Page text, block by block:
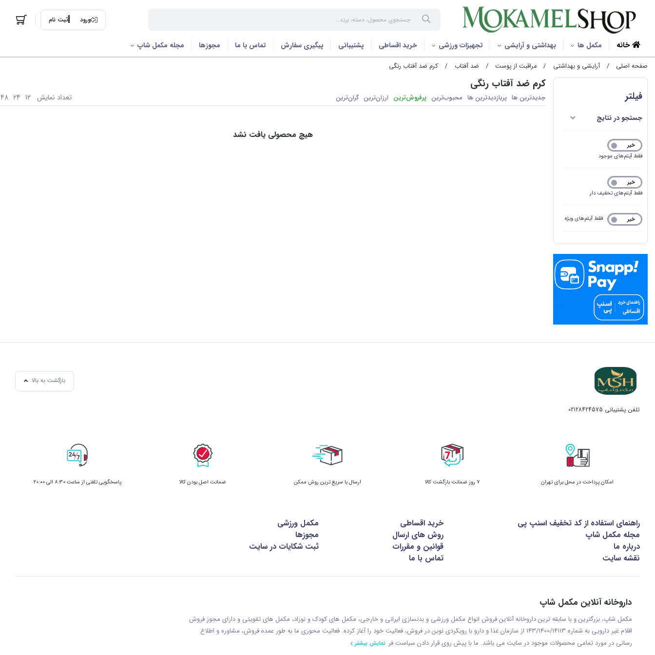
ورود ثبت نام
خانه مکمل ها بهداشتی و آرایشی تجهیزات ورزشی خرید اقساطی پشتیبانی پیگیری سفارش تماس با ما مجوزها مجله مکمل شاپ
صفحه اصلی / آرایشی و بهداشتی / مراقبت از پوست / ضد آفتاب / کرم ضد آفتاب رنگی
فیلتر
جستجو در نتایج
خیر
فقط آیتم‌های موجود
خیر
فقط آیتم‌های تخفیف دار
بله خیر فقط آیتم‌های ویژه
کرم ضد آفتاب رنگی
جدیدترین ها پربازدیدترین ها محبوب‌‌ترین پرفروش‌ترین ارزان‌ترین گران‌ترین تعداد نمایش 12
24
48
هیچ محصولی یافت نشد
بازگشت به بالا
تلفن پشتیبانی 02128424575
امکان پرداخت در محل برای تهران 7 روز ضمانت بازگشت کالا ارسال با سریع ترین روش ممکن ضمانت اصل بودن کالا پاسخگویی تلفنی از ساعت 8:30 الی 20:00
راهنمای استفاده از کد تخفیف اسنپ پی خرید اقساطی
مکمل ورزشی
مجله مکمل شاپ
روش های ارسال
مجوزها
درباره ما
قوانین و مقررات
ثبت شکایات در سایت
نقشه سایت
تماس با ما
داروخانه آنلاین مکمل شاپ
مکمل شاپ، بزرگترین و با سابقه ترین داروخانه آنلاین فروش انواع مکمل ورزشی و بدنسازی ایرانی و خارجی، مکمل های کودک و نوزاد، مکمل های تقویتی و دارای مجوز فروش
اقلام غیر دارویی به شماره 143/1400/14113 از سازمان غذا و دارو با رويکردی نوين در فروش، فعاليت خود را آغاز کرده. فعاليت محوری ما به طور عمده فروش، مشاوره و اطلاع
رسانی در مورد تمامی محصولات موجود در سایت می باشد. ما با پيش روی قرار دادن سياست فر نمایش بیشتر